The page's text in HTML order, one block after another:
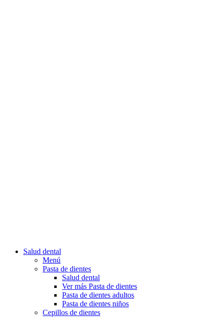
Salud dental
Menú
Pasta de dientes
Salud dental
Ver más Pasta de dientes
Pasta de dientes adultos
Pasta de dientes niños
Cepillos de dientes